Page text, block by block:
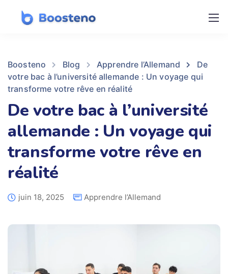
Boosteno Blog Apprendre l’Allemand
De
votre bac à l’université allemande : Un voyage qui
transforme votre rêve en réalité
De votre bac à l’université
allemande : Un voyage qui
transforme votre rêve en
réalité
juin 18, 2025 Apprendre l’Allemand